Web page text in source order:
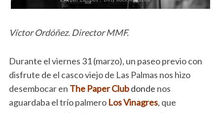
Víctor Ordóñez. Director MMF.
Durante el viernes 31 (marzo), un paseo previo con
disfrute de el casco viejo de Las Palmas nos hizo
desembocar en The Paper Clubdonde nos
aguardaba el trío palmero Los Vinagres, que